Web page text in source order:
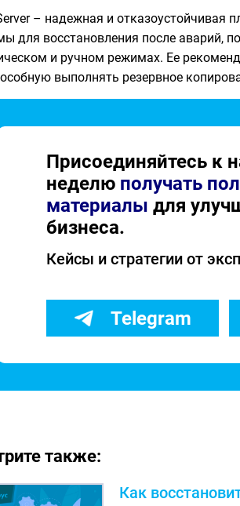
– надежная и
для восстановления после аварий,
и ручном режимах. Ее
выполнять резервное
Присоединяйтесь к
неделю получать
материалы для
бизнеса.
Кейсы и стратегии от
Telegram
также:
Как